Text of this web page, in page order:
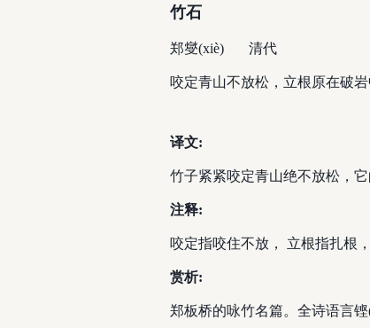
竹石
郑燮(xiè) 清代
咬定青山不放松，立根原在破
译文:
竹子紧紧咬定青山绝不放松，
注释:
咬定指咬住不放， 立根指扎根
赏析:
郑板桥的咏竹名篇。全诗语言